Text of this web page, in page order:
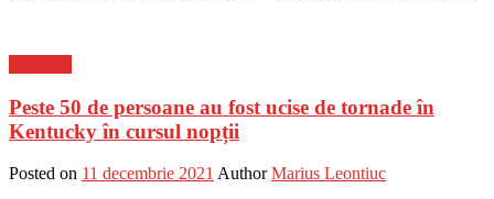
Peste 50 de persoane au fost ucise de tornade în
Kentucky în cursul nopții
Posted on 11 decembrie 2021 Author Marius Leontiuc